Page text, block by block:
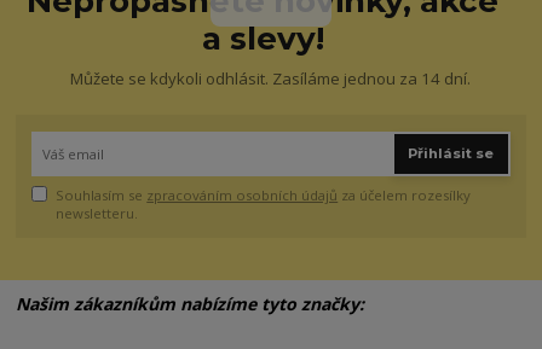
a slevy!
Můžete se kdykoli odhlásit. Zasíláme jednou za 14 dní.
Přihlásit se
Souhlasím se zpracováním osobních údajů za účelem rozesílky
newsletteru.
Našim zákazníkům nabízíme tyto značky: